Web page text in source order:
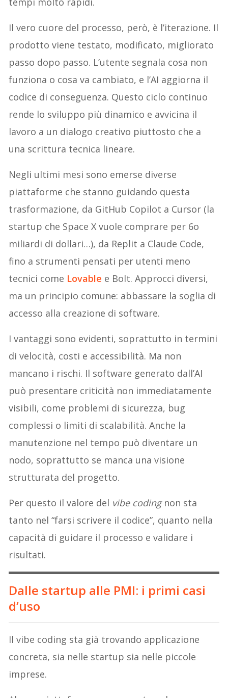
Il vero cuore del processo, però, è l’iterazione. Il
prodotto viene testato, modificato, migliorato
passo dopo passo. L’utente segnala cosa non
funziona o cosa va cambiato, e l’AI aggiorna il
codice di conseguenza. Questo ciclo continuo
rende lo sviluppo più dinamico e avvicina il
lavoro a un dialogo creativo piuttosto che a
una scrittura tecnica lineare.
Negli ultimi mesi sono emerse diverse
piattaforme che stanno guidando questa
trasformazione, da GitHub Copilot a Cursor (la
startup che Space X vuole comprare per 6o
miliardi di dollari…), da Replit a Claude Code,
fino a strumenti pensati per utenti meno
tecnici come Lovable e Bolt. Approcci diversi,
ma un principio comune: abbassare la soglia di
accesso alla creazione di software.
I vantaggi sono evidenti, soprattutto in termini
di velocità, costi e accessibilità. Ma non
mancano i rischi. Il software generato dall’AI
può presentare criticità non immediatamente
visibili, come problemi di sicurezza, bug
complessi o limiti di scalabilità. Anche la
manutenzione nel tempo può diventare un
nodo, soprattutto se manca una visione
strutturata del progetto.
Per questo il valore del vibe coding non sta
tanto nel “farsi scrivere il codice”, quanto nella
capacità di guidare il processo e validare i
risultati.
Dalle startup alle PMI: i primi casi
d’uso
Il vibe coding sta già trovando applicazione
concreta, sia nelle startup sia nelle piccole
imprese.